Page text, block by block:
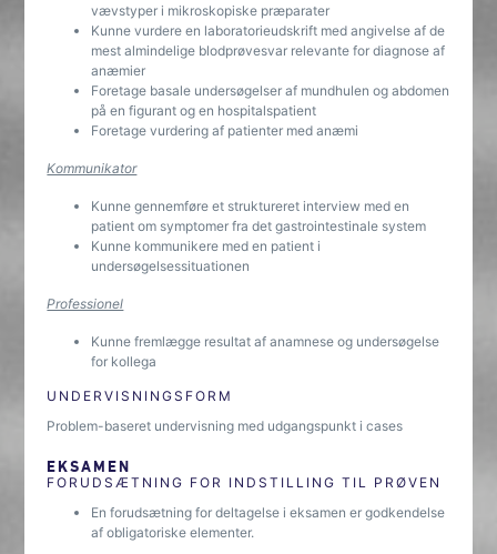
vævstyper i mikroskopiske præparater
Kunne vurdere en laboratorieudskrift med angivelse af de
mest almindelige blodprøvesvar relevante for diagnose af
anæmier
Foretage basale undersøgelser af mundhulen og abdomen
på en figurant og en hospitalspatient
Foretage vurdering af patienter med anæmi
Kommunikator
Kunne gennemføre et struktureret interview med en
patient om symptomer fra det gastrointestinale system
Kunne kommunikere med en patient i
undersøgelsessituationen
Professionel
Kunne fremlægge resultat af anamnese og undersøgelse
for kollega
UNDERVISNINGSFORM
Problem-baseret undervisning med udgangspunkt i cases
EKSAMEN
FORUDSÆTNING FOR INDSTILLING TIL PRØVEN
En forudsætning for deltagelse i eksamen er godkendelse
af obligatoriske elementer.